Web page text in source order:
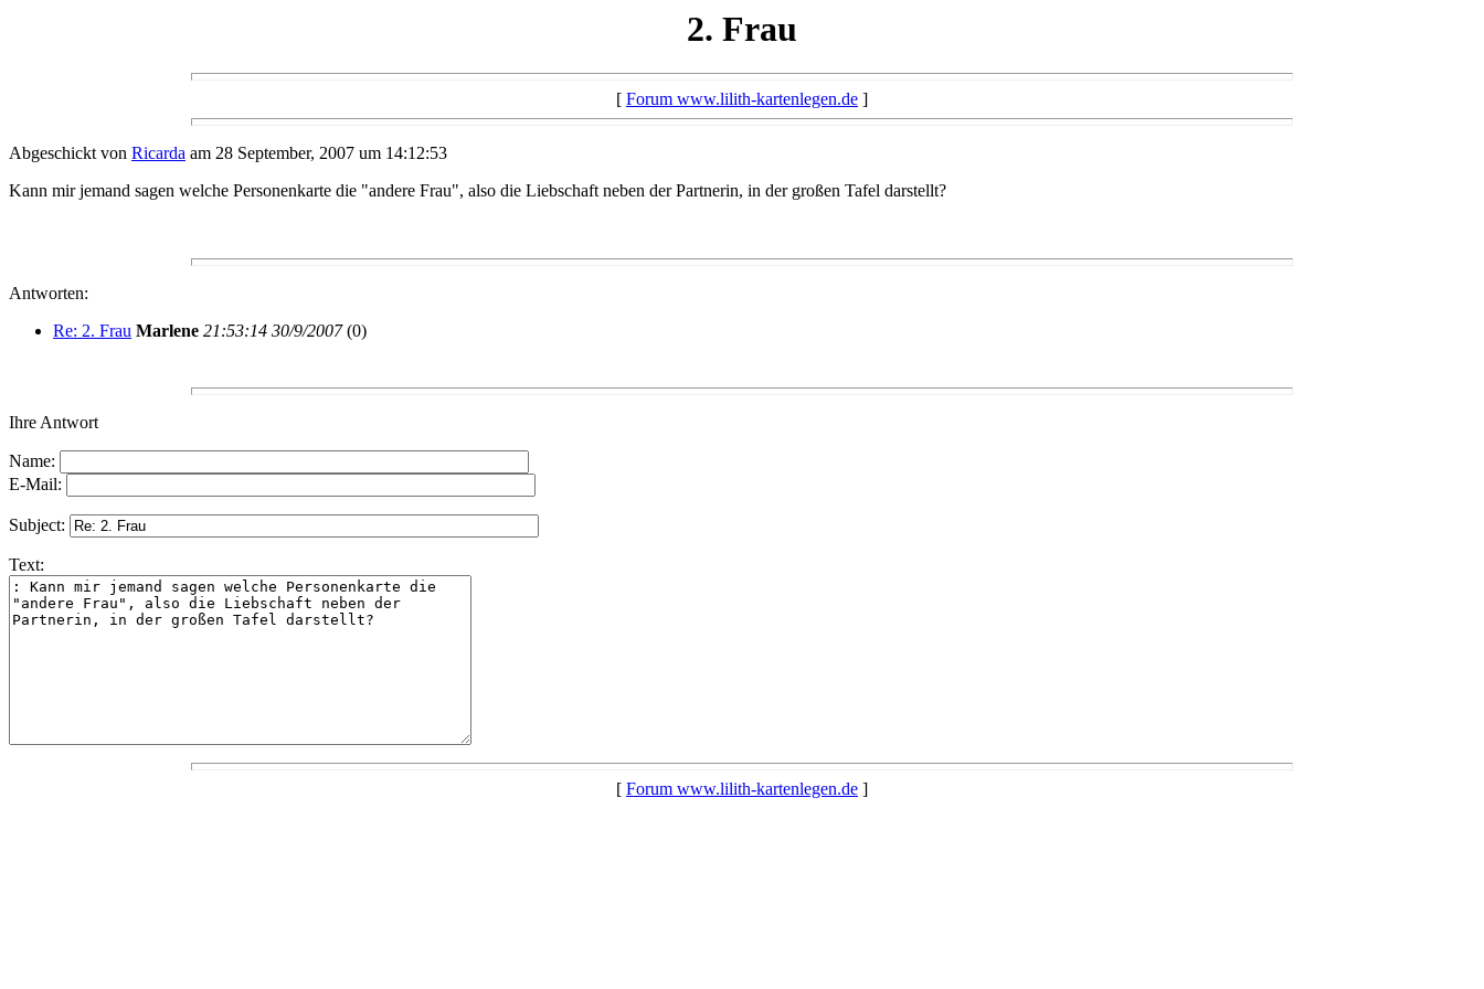
2. Frau
[ Forum www.lilith-kartenlegen.de ]
Abgeschickt von Ricarda am 28 September, 2007 um 14:12:53
Kann mir jemand sagen welche Personenkarte die "andere Frau", also die Liebschaft neben der Partnerin, in der großen Tafel darstellt?
Antworten:
Re: 2. Frau Marlene 21:53:14 30/9/2007(0)
Ihre Antwort
Name:
E-Mail:
Subject:
Text:
[ Forum www.lilith-kartenlegen.de ]